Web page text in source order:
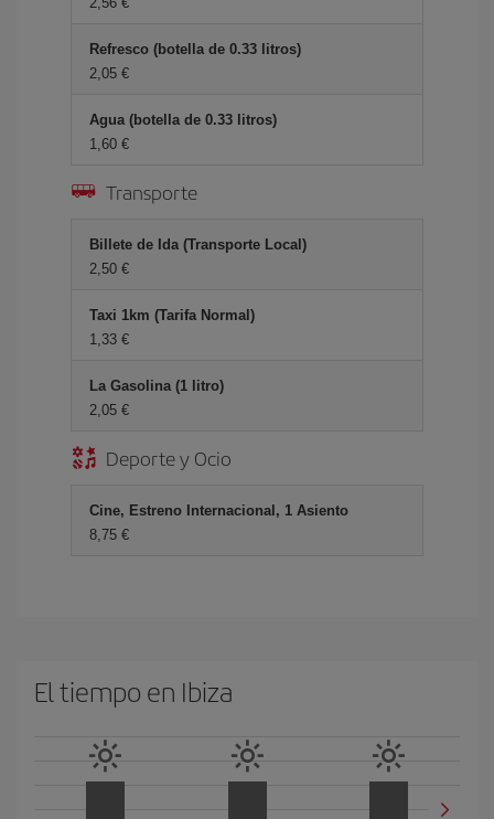
Refresco (botella de 0.33 litros)
2,05 €
Agua (botella de 0.33 litros)
1,60 €
Transporte
Billete de Ida (Transporte Local)
2,50 €
Taxi 1km (Tarifa Normal)
1,33 €
La Gasolina (1 litro)
2,05 €
Deporte y Ocio
Cine, Estreno Internacional, 1 Asiento
8,75 €
El tiempo en Ibiza